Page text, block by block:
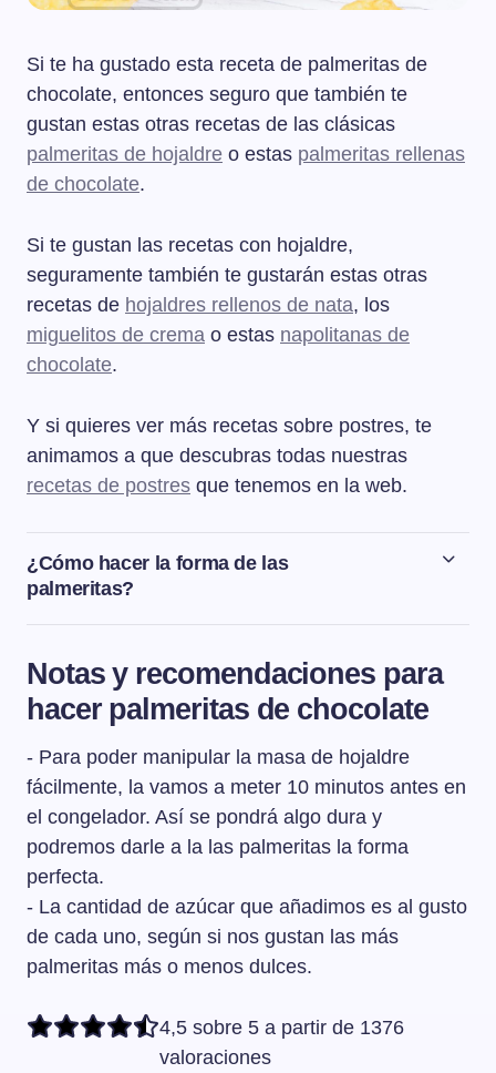
Si te ha gustado esta receta de palmeritas de
chocolate, entonces seguro que también te
gustan estas otras recetas de las clásicas
palmeritas de hojaldre o estas palmeritas rellenas
de chocolate.
Si te gustan las recetas con hojaldre,
seguramente también te gustarán estas otras
recetas de hojaldres rellenos de nata, los
miguelitos de crema o estas napolitanas de
chocolate.
Y si quieres ver más recetas sobre postres, te
animamos a que descubras todas nuestras
recetas de postres que tenemos en la web.
¿Cómo hacer la forma de las
palmeritas?
Para hacer la forma de las palmeritas y que nos queden
Empezamos por cada extremo haciendo un pliegue de
unos 3 cm y espolvoreando azúcar por encima.
Seguimos haciendo pliegues hasta que la masa se
encuentre en el centro y en ese momento vamos a
doblar un pliegue encima del otro. Hacemos un poco de
presión con un rodillo para compactar la forma de la
masa y ya podemos empezar a cortar las palmeritas.
Notas y recomendaciones para
hacer palmeritas de chocolate
- Para poder manipular la masa de hojaldre
fácilmente, la vamos a meter 10 minutos antes en
el congelador. Así se pondrá algo dura y
podremos darle a la las palmeritas la forma
perfecta.
- La cantidad de azúcar que añadimos es al gusto
de cada uno, según si nos gustan las más
palmeritas más o menos dulces.
4,5 sobre 5 a partir de 1376
valoraciones